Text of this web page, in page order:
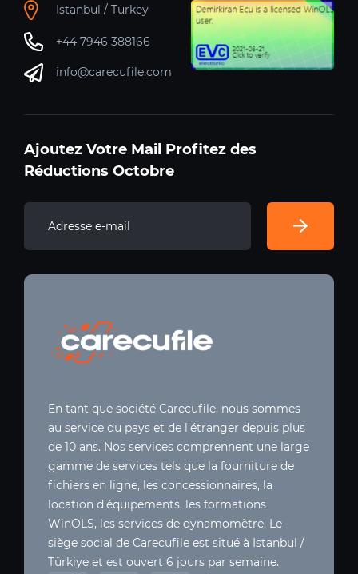
Istanbul / Turkey
+44 7946 388166
info@carecufile.com
Ajoutez Votre Mail Profitez des
Réductions Octobre
En tant que société Carecufile, nous sommes
au service du pays et de l'étranger depuis plus
de 10 ans. Nos services comprennent une large
gamme de services tels que la fourniture de
fichiers en ligne, les concessionnaires, la
location d'équipements, les formations
WinOLS, les services de dynamomètre. Le
siège social de Carecufile est situé à Istanbul /
Türkiye et est ouvert 6 jours par semaine.